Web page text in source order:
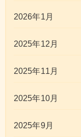
2026年1月
2025年12月
2025年11月
2025年10月
2025年9月